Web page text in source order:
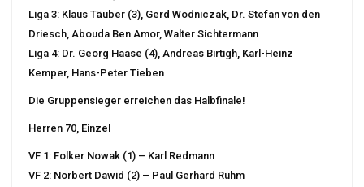
Liga 3: Klaus Täuber (3), Gerd Wodniczak, Dr. Stefan von den
Driesch, Abouda Ben Amor, Walter Sichtermann
Liga 4: Dr. Georg Haase (4), Andreas Birtigh, Karl-Heinz
Kemper, Hans-Peter Tieben
Die Gruppensieger erreichen das Halbfinale!
Herren 70, Einzel
VF 1: Folker Nowak (1) – Karl Redmann
VF 2: Norbert Dawid (2) – Paul Gerhard Ruhm